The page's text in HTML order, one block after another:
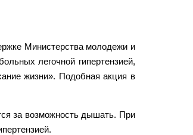
Министерства молодежи и
легочной гипертензией,
жизни». Подобная акция в
за возможность дышать. При